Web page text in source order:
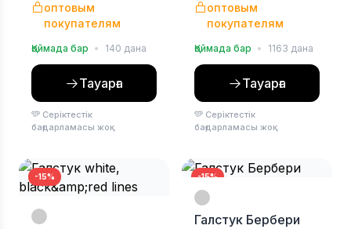
оптовым
покупателям
Қоймада бар • 140 дана
Тауарға
Серіктестік
бағдарламасы жоқ
оптовым
покупателям
Қоймада бар • 1163 дана
Тауарға
Серіктестік
бағдарламасы жоқ
-15% -15%
Галстук Бербери